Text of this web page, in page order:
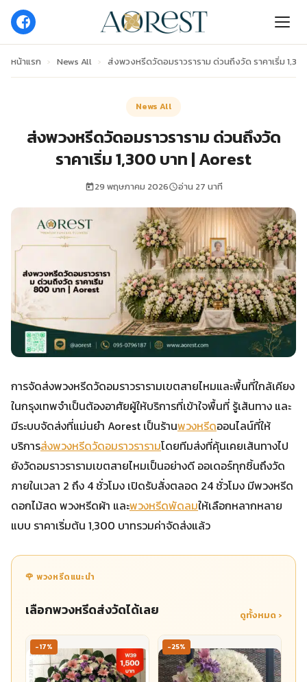
หน้าแรก › News All › ส่งพวงหรีดวัดอมราวราราม ด่วนถึงวัด ราคาเริ่ม
News All
ส่งพวงหรีดวัดอมราวราราม ด่วนถึงวัด
ราคาเริ่ม 1,300 บาท | Aorest
29 พฤษภาคม 2026 อ่าน 27 นาที
การจัดส่งพวงหรีดวัดอมราวรารามเขตสายไหมและพื้นที่ใกล้เคียง
ในกรุงเทพจำเป็นต้องอาศัยผู้ให้บริการที่เข้าใจพื้นที่ รู้เส้นทาง และ
มีระบบจัดส่งที่แม่นยำ Aorest เป็นร้านพวงหรีดออนไลน์ที่ให้
บริการส่งพวงหรีดวัดอมราวรารามโดยทีมส่งที่คุ้นเคยเส้นทางไป
ยังวัดอมราวรารามเขตสายไหมเป็นอย่างดี ออเดอร์ทุกชิ้นถึงวัด
ภายในเวลา 2 ถึง 4 ชั่วโมง เปิดรับสั่งตลอด 24 ชั่วโมง มีพวงหรีด
ดอกไม้สด พวงหรีดผ้า และพวงหรีดพัดลมให้เลือกหลากหลาย
แบบ ราคาเริ่มต้น 1,300 บาทรวมค่าจัดส่งแล้ว
🌹 พวงหรีดแนะนำ
เลือกพวงหรีดส่งวัดได้เลย ดูทั้งหมด ›
-17% -25%